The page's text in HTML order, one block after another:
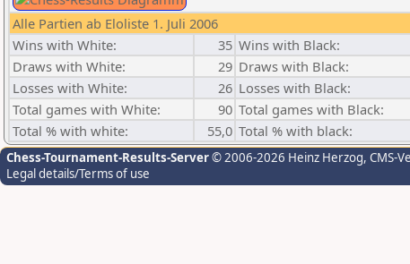
Alle Partien ab Eloliste 1. Juli 2006
Wins with White:
35 Wins with Black:
Draws with White:
29 Draws with Black:
Losses with White:
26 Losses with Black:
Total games with White:
90 Total games with Black:
Total % with white:
55,0 Total % with black:
Chess-Tournament-Results-Server© 2006-2026 Heinz Herzog, CMS-
Legal details/Terms of use